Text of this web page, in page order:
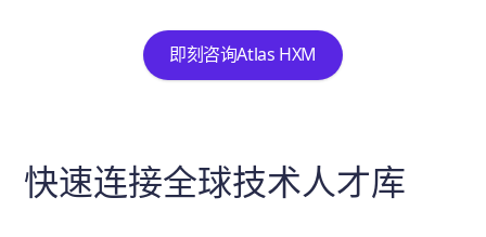
即刻咨询Atlas HXM
快速连接全球技术人才库